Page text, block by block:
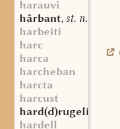
harauvi
hârbant, st. n.
harbeiti
harc
harca
harcheban
harcta
harcust
hard(d)rugelinboum
hardell